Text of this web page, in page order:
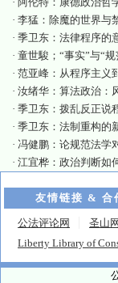
· 李猛：除魔的世界与
· 季卫东：法律程序的
· 童世駿；“事实”与“
· 范亚峰：从程序主义
· 汝绪华：算法政治：
· 季卫东：拨乱反正说
· 季卫东：法制重构的
· 冯健鹏：论规范法
· 江宜桦：政治判断如
友情链接 & 合
公法评论网 圣山
Liberty Library of